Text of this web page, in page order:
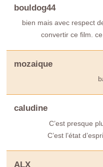
bouldog44
bien mais avec respect
convertir ce film.
mozaique
caludine
C’est presque
C’est l’état
ALX